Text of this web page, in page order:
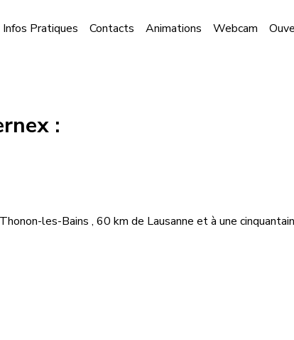
Infos Pratiques Contacts Animations Webcam
:
les-Bains , 60 km de Lausanne et à une